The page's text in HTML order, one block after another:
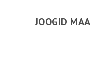
JOOGID